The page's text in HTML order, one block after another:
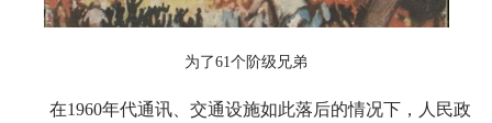
为了61个阶级兄弟
在1960年代通讯、交通设施如此落后的情况下，人民政